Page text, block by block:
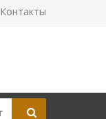
Контакты